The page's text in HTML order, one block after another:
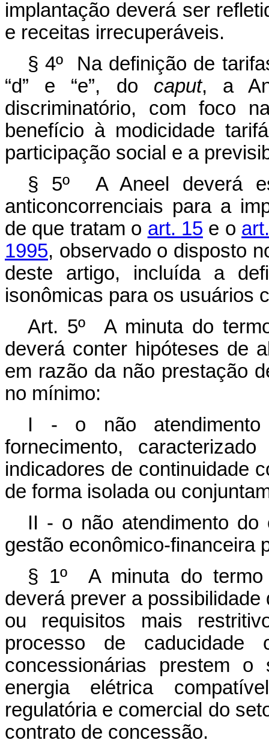
implantação deverá ser
e receitas irrecuperáveis.
§ 4º Na definição de
“d” e “e”, do caput, a
discriminatório, com foco
benefício à modicidade
participação social e a
§ 5º A Aneel deverá
anticoncorrenciais para a
de que tratam o art. 15 e o
1995, observado o disposto
deste artigo, incluída a
isonômicas para os usuários
Art. 5º A minuta do
deverá conter hipóteses de
em razão da não prestação
no mínimo:
I - o não atendimento
fornecimento,
indicadores de continuidade
de forma isolada ou
II - o não atendimento do
gestão econômico-financeira
§ 1º A minuta do termo
deverá prever a
ou requisitos mais
processo de
concessionárias prestem
energia elétrica
regulatória e comercial do
contrato de concessão.